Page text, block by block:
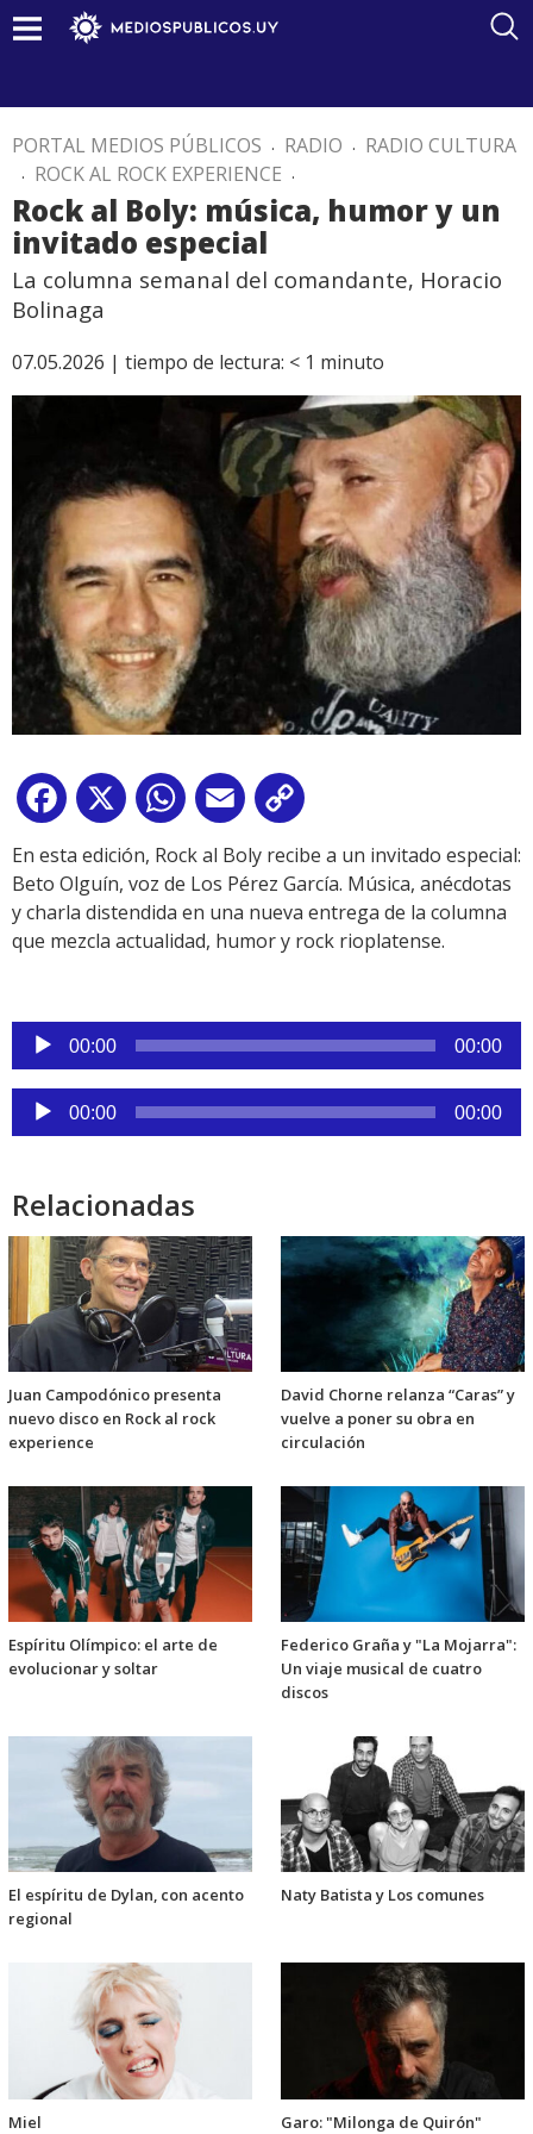
PORTAL MEDIOS PÚBLICOS . RADIO . RADIO CULTURA
. ROCK AL ROCK EXPERIENCE .
Rock al Boly: música, humor y un
invitado especial
La columna semanal del comandante, Horacio
Bolinaga
07.05.2026 | tiempo de lectura: < 1 minuto
Facebook
X WhatsApp
Email
Link
En esta edición, Rock al Boly recibe a un invitado especial:
Beto Olguín, voz de Los Pérez García. Música, anécdotas
y charla distendida en una nueva entrega de la columna
que mezcla actualidad, humor y rock rioplatense.
Reproductor
de
audio
00:00 00:00
Reproductor
de
00:00 00:00
Relacionadas
Juan Campodónico presenta
nuevo disco en Rock al rock
experience
David Chorne relanza “Caras” y
vuelve a poner su obra en
circulación
Espíritu Olímpico: el arte de
evolucionar y soltar
Federico Graña y "La Mojarra":
Un viaje musical de cuatro
discos
El espíritu de Dylan, con acento
regional
Naty Batista y Los comunes
Miel Garo: "Milonga de Quirón"